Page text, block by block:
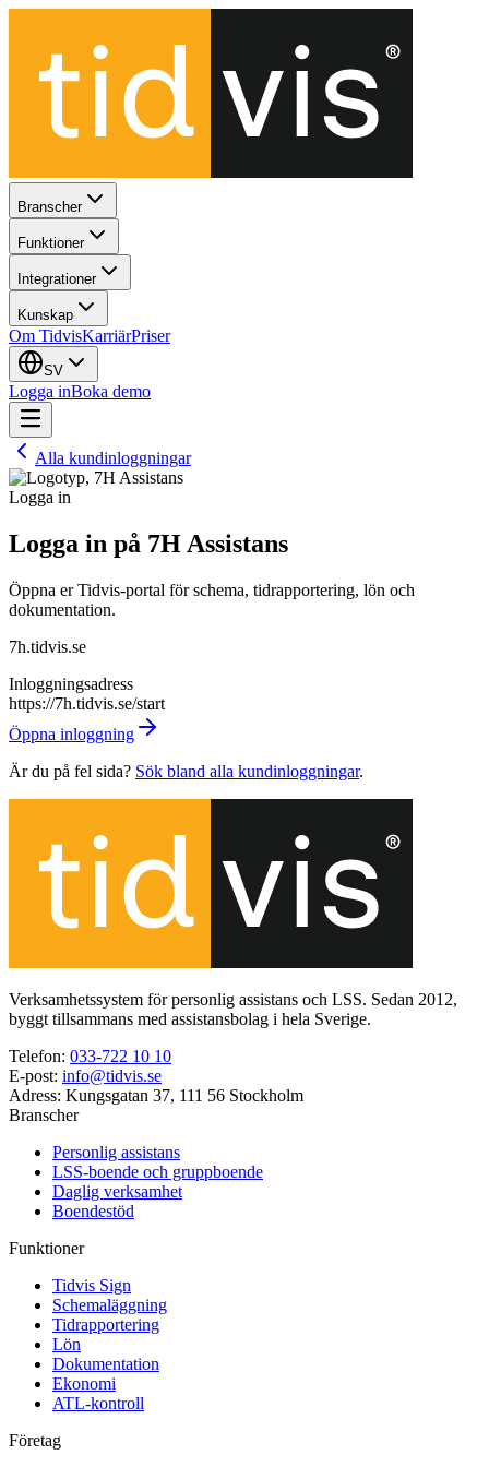
Branscher
Funktioner
Integrationer
Kunskap
Om TidvisKarriärPriser
SV
Logga inBoka demo
Alla kundinloggningar
Logga in
Logga in på 7H Assistans
Öppna er Tidvis-portal för schema, tidrapportering, lön och
dokumentation.
7h.tidvis.se
Inloggningsadress
https://7h.tidvis.se/start
Öppna inloggning
Är du på fel sida? Sök bland alla kundinloggningar.
Verksamhetssystem för personlig assistans och LSS. Sedan 2012,
byggt tillsammans med assistansbolag i hela Sverige.
Telefon: 033-722 10 10
E-post: info@tidvis.se
Adress: Kungsgatan 37, 111 56 Stockholm
Branscher
Personlig assistans
LSS-boende och gruppboende
Daglig verksamhet
Boendestöd
Funktioner
Tidvis Sign
Schemaläggning
Tidrapportering
Lön
Dokumentation
Ekonomi
ATL-kontroll
Företag